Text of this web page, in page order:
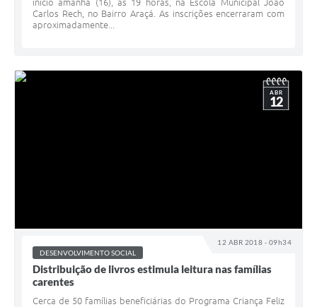
início amanhã (16), às 19 horas, na Escola Municipal João
Carlos Rech, no Bairro Araçá. As inscrições encerraram com
aproximadamente...
12 ABR 2018 - 09h34
ABR
12
DESENVOLVIMENTO SOCIAL
Distribuição de livros estimula leitura nas famílias
carentes
Cerca de 50 famílias beneficiárias do Programa Criança Feliz